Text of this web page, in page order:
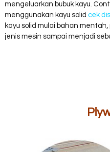
mengeluarkan bubuk kayu.
menggunakan kayu solid cek
kayu solid mulai bahan
jenis mesin sampai menjadi